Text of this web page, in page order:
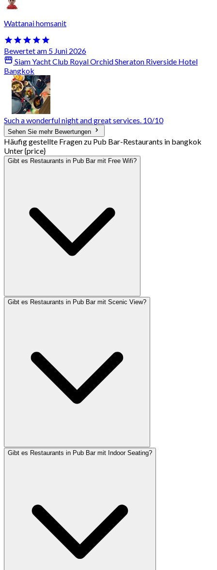
Wattanai homsanit
Bewertet am 5 Juni 2026
Siam Yacht Club Royal Orchid Sheraton Riverside Hotel
Bangkok
Such a wonderful night and great services. 10/10
Sehen Sie mehr Bewertungen
Häufig gestellte Fragen zu Pub Bar-Restaurants in bangkok
Unter {price}
Gibt es Restaurants in Pub Bar mit Free Wifi?
Gibt es Restaurants in Pub Bar mit Scenic View?
Gibt es Restaurants in Pub Bar mit Indoor Seating?